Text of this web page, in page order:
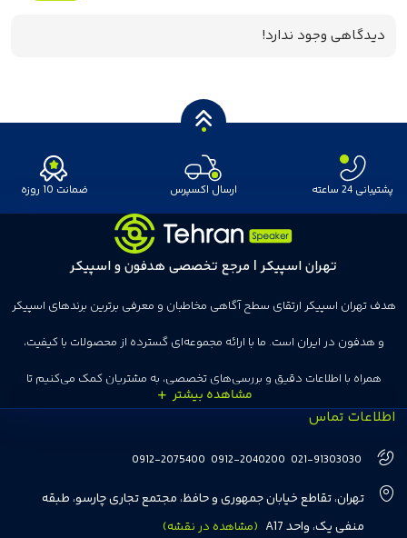
دیدگاهی وجود ندارد!
پشتیبانی 24 ساعته ارسال اکسپرس ضمانت 10 روزه
تهران اسپیکر | مرجع تخصصی هدفون و اسپیکر
هدف تهران اسپیکر ارتقای سطح آگاهی مخاطبان و معرفی برترین برندهای اسپیکر
و هدفون در ایران است. ما با ارائه مجموعه‌ای گسترده از محصولات با کیفیت،
همراه با اطلاعات دقیق و بررسی‌های تخصصی، به مشتریان کمک می‌کنیم تا
انتخاب‌های درست و هوشمندانه‌ای داشته باشند. تهران اسپیکر با تجربه‌ای بیش از
هفت سال در این زمینه، بر ایجاد تجربه خریدی آسان، سریع و مطمئن تمرکز دارد تا
مشتریان بتوانند با خیالی آسوده از انتخاب خود لذت ببرند. ما به رضایت و اعتماد
مشتریان اهمیت می‌دهیم و همواره در تلاشیم تا بهترین‌ها را برای آن‌ها فراهم
اطلاعات تماس
021-91303030
0912-2040200
0912-2075400
تهران، تقاطع خیابان جمهوری و حافظ، مجتمع تجاری چارسو، طبقه
منفی یک، واحد A17
(مشاهده در نقشه)